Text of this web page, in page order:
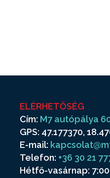
ELÉRHETŐSÉG
Cím: M7 autópálya
GPS: 47.177370,
E-mail:
Telefon: +36 30 21
Hétfő-vasárnap: 7:00